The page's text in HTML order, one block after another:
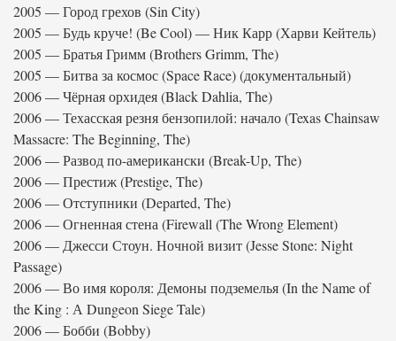
2005 — Город грехов (Sin City)
2005 — Будь круче! (Be Cool) — Ник Карр (Харви Кейтель)
2005 — Братья Гримм (Brothers Grimm, The)
2005 — Битва за космос (Space Race) (документальный)
2006 — Чёрная орхидея (Black Dahlia, The)
2006 — Техасская резня бензопилой: начало (Texas Chainsaw
Massacre: The Beginning, The)
2006 — Развод по-американски (Break-Up, The)
2006 — Престиж (Prestige, The)
2006 — Отступники (Departed, The)
2006 — Огненная стена (Firewall (The Wrong Element)
2006 — Джесси Стоун. Ночной визит (Jesse Stone: Night
Passage)
2006 — Во имя короля: Демоны подземелья (In the Name of
the King : А Dungeon Siege Tale)
2006 — Бобби (Bobby)